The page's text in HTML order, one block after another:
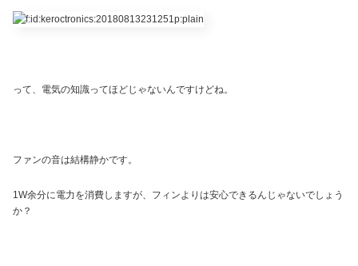
って、電気の知識ってほどじゃないんですけどね。
ファンの音は結構静かです。
1W余分に電力を消費しますが、フィンよりは安心できるんじゃないでしょう
か？